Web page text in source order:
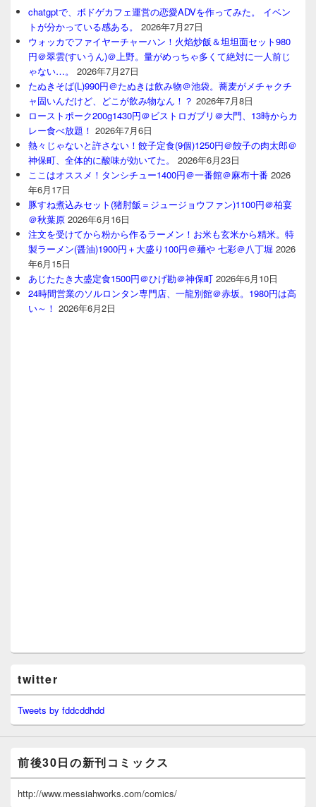
chatgptで、ボドゲカフェ運営の恋愛ADVを作ってみた。 イベン
トが分かっている感ある。
2026年7月27日
ウォッカでファイヤーチャーハン！火焰炒飯＆坦坦面セット980
円＠翠雲(すいうん)＠上野。量がめっちゃ多くて絶対に一人前じ
ゃない…。
2026年7月27日
たぬきそば(L)990円＠たぬきは飲み物＠池袋。蕎麦がメチャクチ
ャ固いんだけど、どこが飲み物なん！？ 2026年7月8日
ローストポーク200g1430円＠ビストロガブリ＠大門、13時からカ
レー食べ放題！ 2026年7月6日
熱々じゃないと許さない！餃子定食(9個)1250円＠餃子の肉太郎＠
神保町、全体的に酸味が効いてた。
2026年6月23日
ここはオススメ！タンシチュー1400円＠一番館＠麻布十番 2026
年6月17日
豚すね煮込みセット(猪肘飯＝ジュージョウファン)1100円＠柏宴
＠秋葉原 2026年6月16日
注文を受けてから粉から作るラーメン！お米も玄米から精米。特
製ラーメン(醤油)1900円＋大盛り100円＠麺や 七彩＠八丁堀 2026
年6月15日
あじたたき大盛定食1500円＠ひげ勘＠神保町 2026年6月10日
24時間営業のソルロンタン専門店、一龍別館＠赤坂。1980円は高
い～！ 2026年6月2日
twitter
Tweets by fddcddhdd
前後30日の新刊コミックス
http://www.messiahworks.com/comics/